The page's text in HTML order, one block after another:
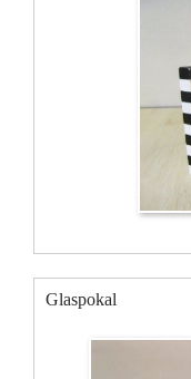
Glaspokal